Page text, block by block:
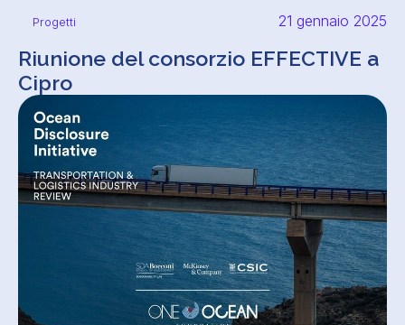
Progetti 21 gennaio 2025
Riunione del consorzio EFFECTIVE a
Cipro